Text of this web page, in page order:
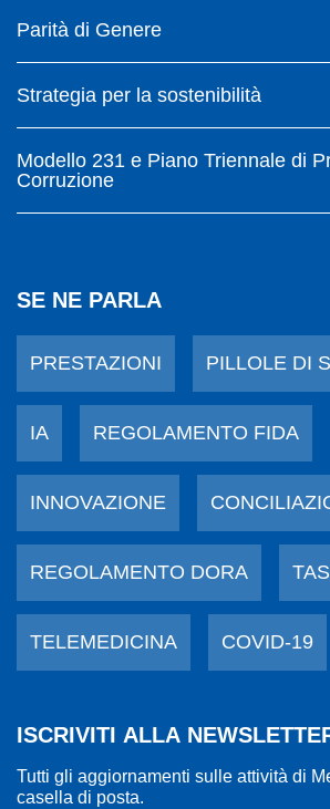
Parità di Genere
Strategia per la sostenibilità
Modello 231 e Piano Triennale di
Corruzione
SE NE PARLA
PRESTAZIONI PILLOLE DI
IA REGOLAMENTO FIDA
INNOVAZIONE
REGOLAMENTO DORA
TELEMEDICINA COVID-19
ISCRIVITI ALLA
Tutti gli aggiornamenti sulle attività di
casella di posta.